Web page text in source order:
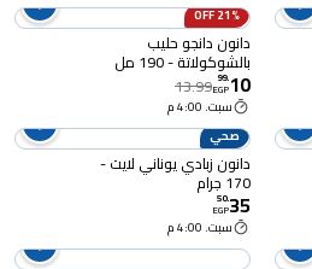
21% OFF
دانون دانجو حليب
بالشوكولاتة - 190 مل
10
.
99
EGP
13.99
سبت. 4:00 م
صحي
دانون زبادي يوناني لايت -
170 جرام
35
.
50
EGP
سبت. 4:00 م